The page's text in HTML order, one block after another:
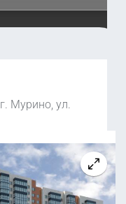
Мурино, ул.